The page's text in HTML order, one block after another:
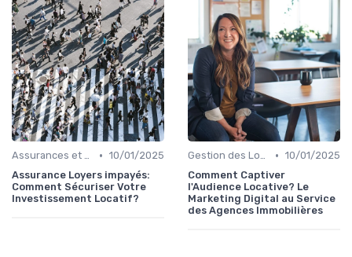
Assurances et Garanties Locatives • 10/01/2025
Assurance Loyers impayés:
Comment Sécuriser Votre
Investissement Locatif?
Gestion des Locations Courtes Durées • 10/01/2025
Comment Captiver
l'Audience Locative? Le
Marketing Digital au Service
des Agences Immobilières